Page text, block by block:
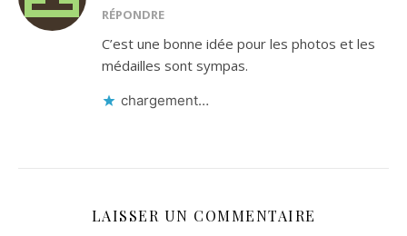
RÉPONDRE
C’est une bonne idée pour les photos et les
médailles sont sympas.
chargement…
LAISSER UN COMMENTAIRE